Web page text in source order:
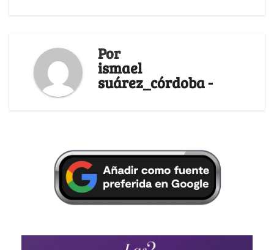
Por
ismael
suárez_córdoba -